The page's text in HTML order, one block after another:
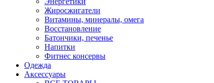
Жиросжигатели
Витамины, минералы, омега
Восстановление
Батончики, печенье
Напитки
Фитнес консервы
Одежда
Аксессуары